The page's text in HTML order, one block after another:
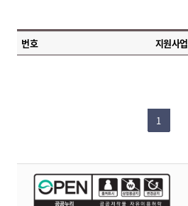
번호 지원사업
1